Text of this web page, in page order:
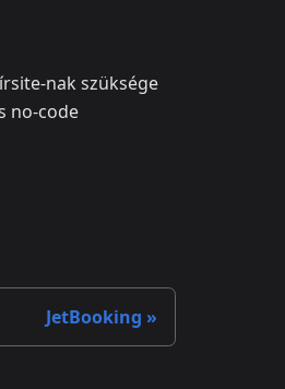
szüksége
no‑code
JetBooking